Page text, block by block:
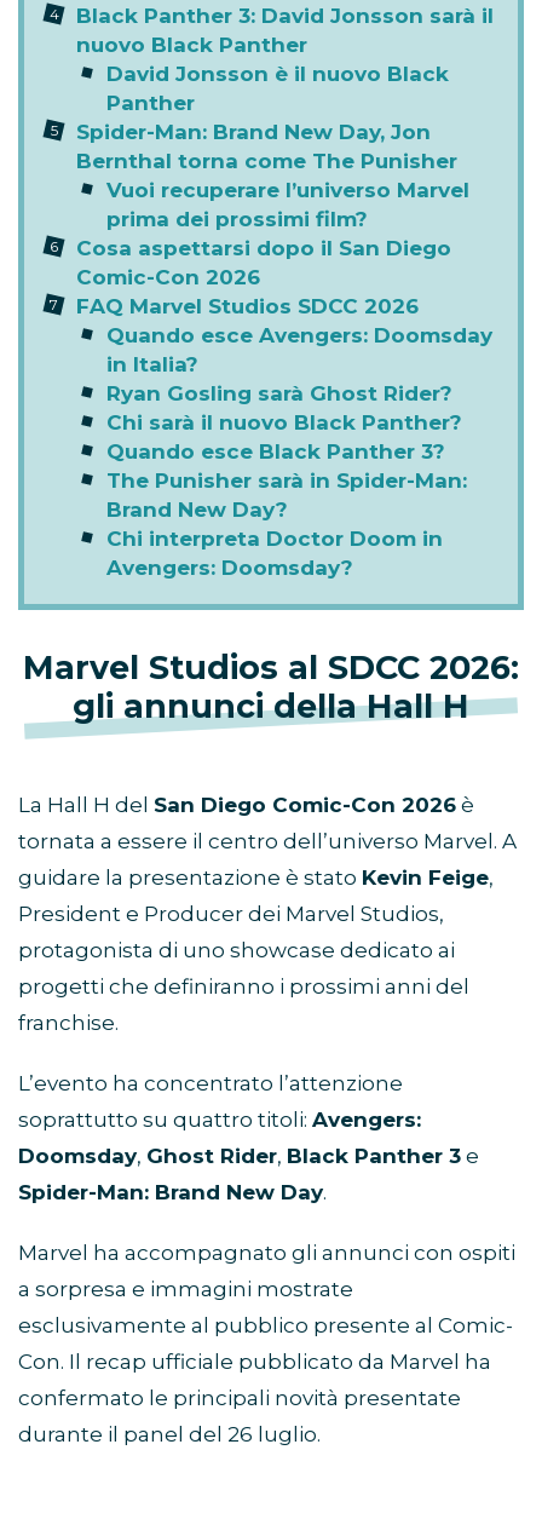
Black Panther 3: David Jonsson sarà il
nuovo Black Panther
David Jonsson è il nuovo Black
Panther
Spider-Man: Brand New Day, Jon
Bernthal torna come The Punisher
Vuoi recuperare l’universo Marvel
prima dei prossimi film?
Cosa aspettarsi dopo il San Diego
Comic-Con 2026
FAQ Marvel Studios SDCC 2026
Quando esce Avengers: Doomsday
in Italia?
Ryan Gosling sarà Ghost Rider?
Chi sarà il nuovo Black Panther?
Quando esce Black Panther 3?
The Punisher sarà in Spider-Man:
Brand New Day?
Chi interpreta Doctor Doom in
Avengers: Doomsday?
Marvel Studios al SDCC 2026:
gli annunci della Hall H
La Hall H del San Diego Comic-Con 2026 è
tornata a essere il centro dell’universo Marvel. A
guidare la presentazione è stato Kevin Feige,
President e Producer dei Marvel Studios,
protagonista di uno showcase dedicato ai
progetti che definiranno i prossimi anni del
franchise.
L’evento ha concentrato l’attenzione
soprattutto su quattro titoli: Avengers:
Doomsday, Ghost Rider, Black Panther 3 e
Spider-Man: Brand New Day.
Marvel ha accompagnato gli annunci con ospiti
a sorpresa e immagini mostrate
esclusivamente al pubblico presente al Comic-
Con. Il recap ufficiale pubblicato da Marvel ha
confermato le principali novità presentate
durante il panel del 26 luglio.